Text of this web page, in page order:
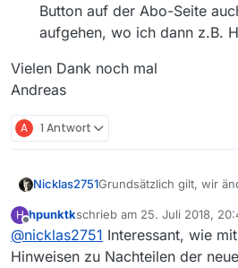
Button auf der Abo-Seite
aufgehen, wo ich dann z.B.
Vielen Dank noch mal
Andreas
A 1 Antwort
Nicklas2751Grundsätzlich gilt, wir
Wem das nicht passt
Versionen verwenden
leben, dass es für diese
Weiterhin besteht die
jederzeit konstruktives
sich so an der
H
Offline
hpunktkschrieb am 25. Juli 2018,
zuletzt editiert von
@nicklas2751 Interessant, wie
Hinweisen zu Nachteilen der